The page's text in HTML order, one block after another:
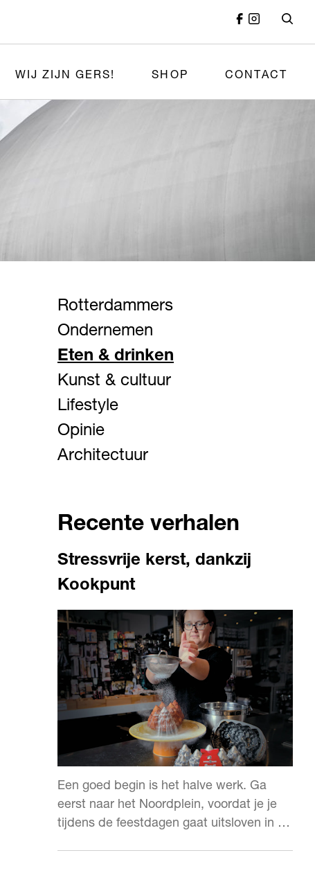
WIJ ZIJN GERS! SHOP CONTACT
Rotterdammers
Ondernemen
Eten & drinken
Kunst & cultuur
Lifestyle
Opinie
Architectuur
Recente verhalen
Stressvrije kerst, dankzij
Kookpunt
Een goed begin is het halve werk. Ga
eerst naar het Noordplein, voordat je je
tijdens de feestdagen gaat uitsloven in de